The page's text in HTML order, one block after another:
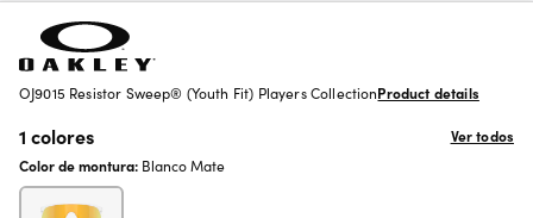
OJ9015 Resistor Sweep® (Youth Fit) Players CollectionProduct details
1 colores
Ver todos
Color de montura: Blanco Mate